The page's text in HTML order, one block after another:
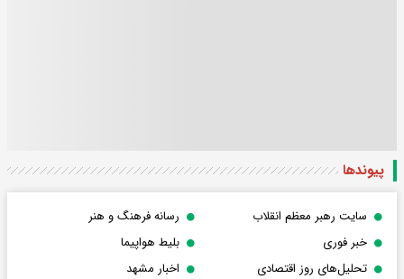
پیوندها
سایت رهبر معظم انقلاب
رسانه فرهنگ و هنر
خبر فوری
بلیط هواپیما
تحلیل‌های روز اقتصادی
اخبار مشهد